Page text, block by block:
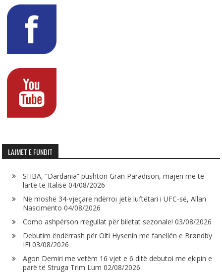
LAJMET E FUNDIT
SHBA, “Dardania” pushton Gran Paradison, majën më të
lartë të Italisë 04/08/2026
Në moshë 34-vjeçare ndërroi jetë luftëtari i UFC-së, Allan
Nascimento 04/08/2026
Como ashpërson rregullat për biletat sezonale! 03/08/2026
Debutim ëndërrash për Olti Hysenin me fanellën e Brøndby
IF! 03/08/2026
Agon Demiri me vetëm 16 vjet e 6 ditë debutoi me ekipin e
parë të Struga Trim Lum 02/08/2026